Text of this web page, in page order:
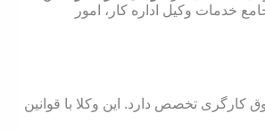
خدمات وکیل اداره کار، امور
تخصص دارد. این وکلا با قوانین